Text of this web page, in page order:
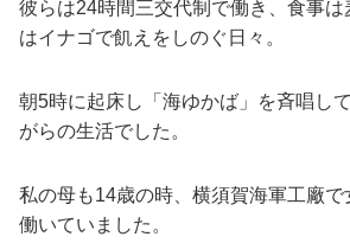
彼らは24時間三交代制で働き、食事は
はイナゴで飢えをしのぐ日々。
朝5時に起床し「海ゆかば」を斉唱し
がらの生活でした。
私の母も14歳の時、横須賀海軍工廠で
働いていました。